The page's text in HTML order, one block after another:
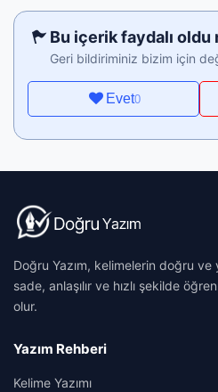
Bu içerik faydalı oldu
Geri bildiriminiz bizim için
Evet0
Doğru Yazım, kelimelerin doğru ve
sade, anlaşılır ve hızlı şekilde
olur.
Yazım Rehberi
Kelime Yazımı